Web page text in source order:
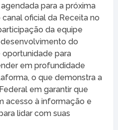
para a próxima
canal oficial da Receita no
da equipe
do
para
em profundidade
o que demonstra a
em garantir que
acesso à informação e
lidar com suas